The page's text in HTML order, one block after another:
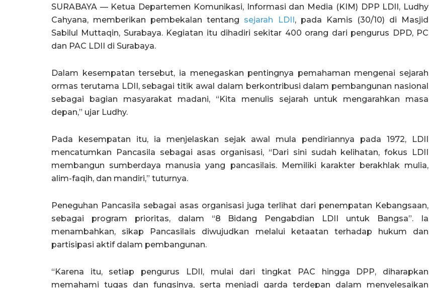
SURABAYA — Ketua Departemen Komunikasi, Informasi dan Media (KIM) DPP LDII, Ludhy
Cahyana, memberikan pembekalan tentang sejarah LDII, pada Kamis (30/10) di Masjid
Sabilul Muttaqin, Surabaya. Kegiatan itu dihadiri sekitar 400 orang dari pengurus DPD, PC
dan PAC LDII di Surabaya.
Dalam kesempatan tersebut, ia menegaskan pentingnya pemahaman mengenai sejarah
ormas terutama LDII, sebagai titik awal dalam berkontribusi dalam pembangunan nasional
sebagai bagian masyarakat madani, “Kita menulis sejarah untuk mengarahkan masa
depan,” ujar Ludhy.
Pada kesempatan itu, ia menjelaskan sejak awal mula pendiriannya pada 1972, LDII
mencatumkan Pancasila sebagai asas organisasi, “Dari sini sudah kelihatan, fokus LDII
membangun sumberdaya manusia yang pancasilais. Memiliki karakter berakhlak mulia,
alim-faqih, dan mandiri,” tuturnya.
Peneguhan Pancasila sebagai asas organisasi juga terlihat dari penempatan Kebangsaan,
sebagai program prioritas, dalam “8 Bidang Pengabdian LDII untuk Bangsa”. Ia
menambahkan, sikap Pancasilais diwujudkan melalui ketaatan terhadap hukum dan
partisipasi aktif dalam pembangunan.
“Karena itu, setiap pengurus LDII, mulai dari tingkat PAC hingga DPP, diharapkan
memahami tugas dan fungsinya, serta menjadi garda terdepan dalam menyelesaikan